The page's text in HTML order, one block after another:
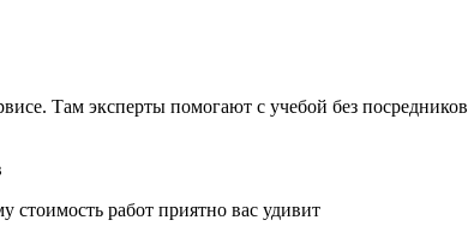
Там эксперты помогают с учебой без посредников
стоимость работ приятно вас удивит